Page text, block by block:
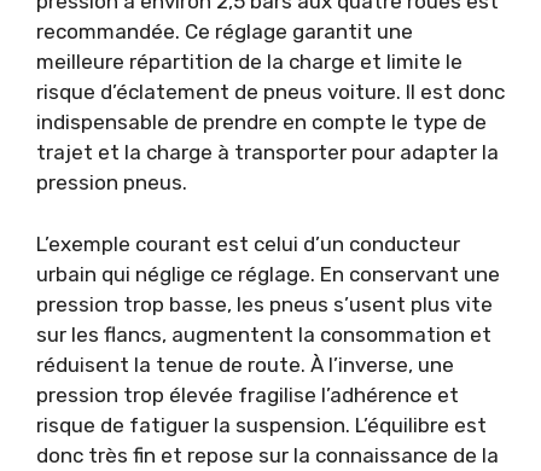
recommandée. Ce réglage garantit une
meilleure répartition de la charge et limite le
risque d’éclatement de pneus voiture. Il est donc
indispensable de prendre en compte le type de
trajet et la charge à transporter pour adapter la
pression pneus.
L’exemple courant est celui d’un conducteur
urbain qui néglige ce réglage. En conservant une
pression trop basse, les pneus s’usent plus vite
sur les flancs, augmentent la consommation et
réduisent la tenue de route. À l’inverse, une
pression trop élevée fragilise l’adhérence et
risque de fatiguer la suspension. L’équilibre est
donc très fin et repose sur la connaissance de la